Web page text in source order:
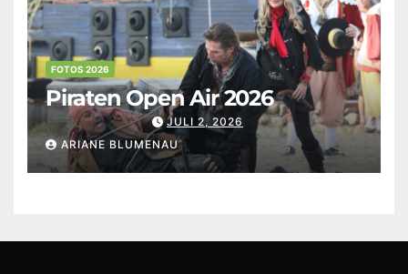
FOTOS 2026
Piraten Open Air 2026
JULI 2, 2026
ARIANE BLUMENAU